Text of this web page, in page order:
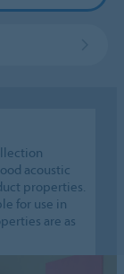
acoustic
properties.
for use in
are as